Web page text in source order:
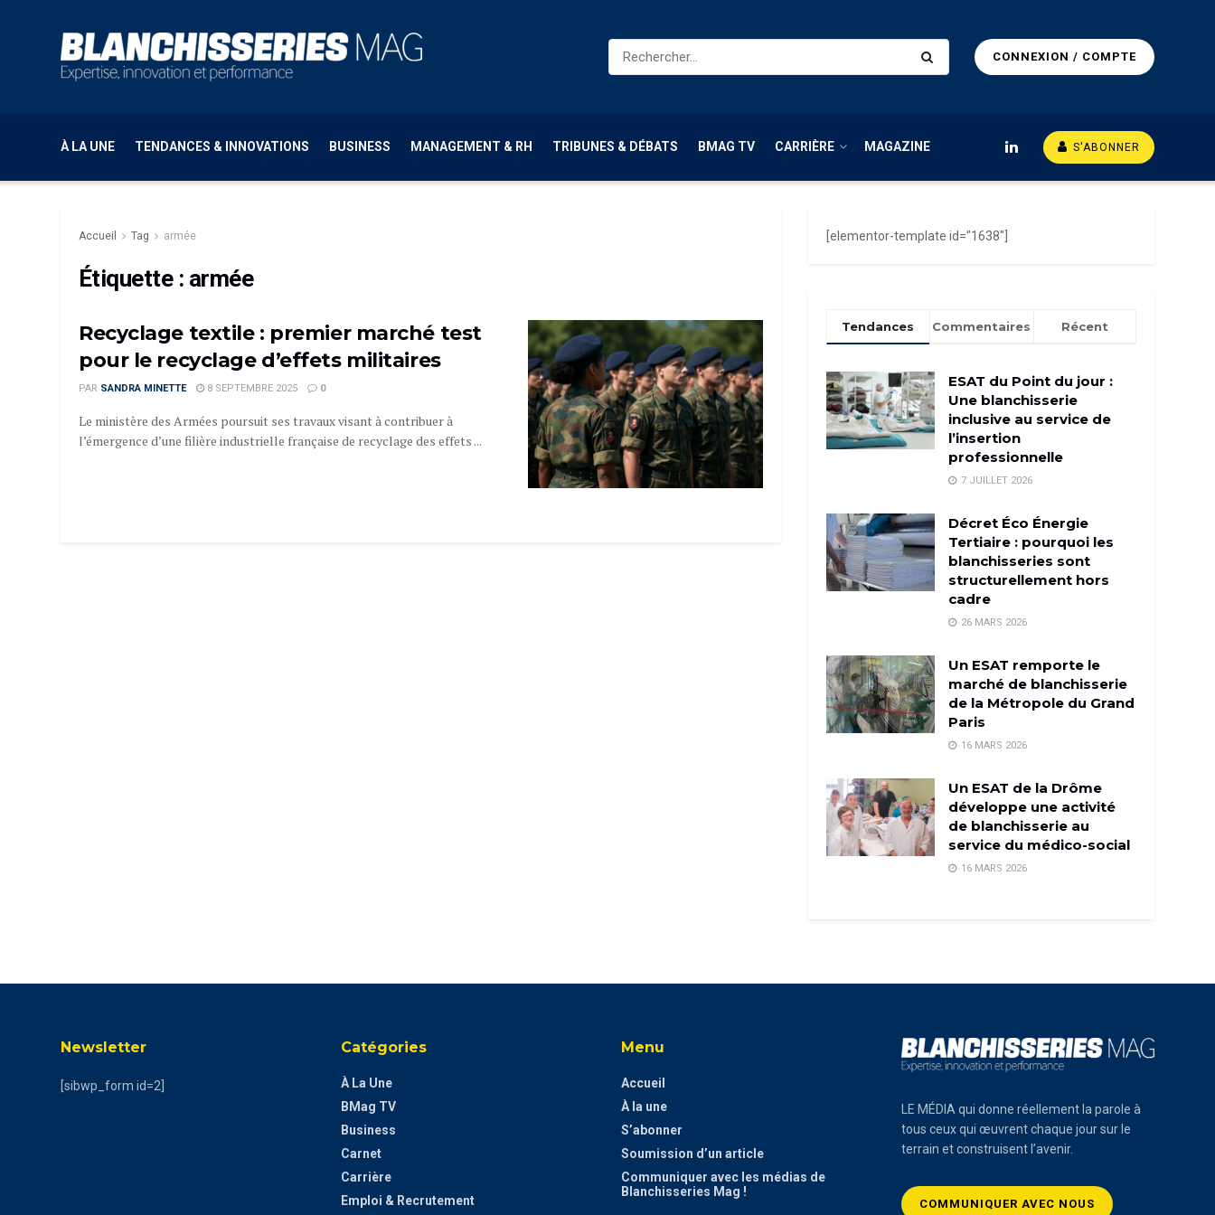
CONNEXION / COMPTE
À LA UNE TENDANCES & INNOVATIONS BUSINESS MANAGEMENT & RH TRIBUNES & DÉBATS BMAG TV CARRIÈRE MAGAZINE S'ABONNER
Accueil Tag armée
Étiquette : armée
Recyclage textile : premier marché test
pour le recyclage d’effets militaires
PAR SANDRA MINETTE 8 SEPTEMBRE 2025 0
Le ministère des Armées poursuit ses travaux visant à contribuer à
l’émergence d’une filière industrielle française de recyclage des effets ...
[elementor-template id="1638"]
Tendances Commentaires Récent
ESAT du Point du jour :
Une blanchisserie
inclusive au service de
l’insertion
professionnelle
7 JUILLET 2026
Décret Éco Énergie
Tertiaire : pourquoi les
blanchisseries sont
structurellement hors
cadre
26 MARS 2026
Un ESAT remporte le
marché de blanchisserie
de la Métropole du Grand
Paris
16 MARS 2026
Un ESAT de la Drôme
développe une activité
de blanchisserie au
service du médico-social
16 MARS 2026
Newsletter
[sibwp_form id=2]
Catégories
À La Une
BMag TV
Business
Carnet
Carrière
Emploi & Recrutement
Menu
Accueil
À la une
S’abonner
Soumission d’un article
Communiquer avec les médias de
Blanchisseries Mag !
LE MÉDIA qui donne réellement la parole à
tous ceux qui œuvrent chaque jour sur le
terrain et construisent l’avenir.
COMMUNIQUER AVEC NOUS